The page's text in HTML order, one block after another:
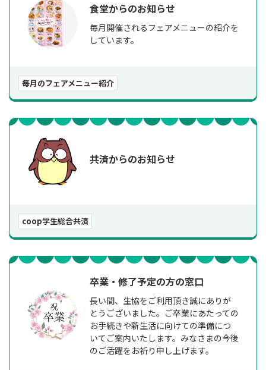
食堂からのお知らせ
毎月開催されるフェアメニューの紹介を
しています。
毎月のフェアメニュー紹介
共済からのお知らせ
coop学生総合共済
卒業・修了予定の方の窓口
長い間、生協をご利用頂き誠にありが
とうございました。ご卒業にあたっての
お手続きや新生活に向けての準備につ
いてご案内いたします。みなさまの今後
のご活躍をお祈り申し上げます。